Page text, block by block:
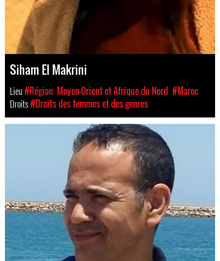
Siham El Makrini
Lieu#Région: Moyen-Orient et Afrique du Nord #Maroc
Droits#Droits des femmes et des genres